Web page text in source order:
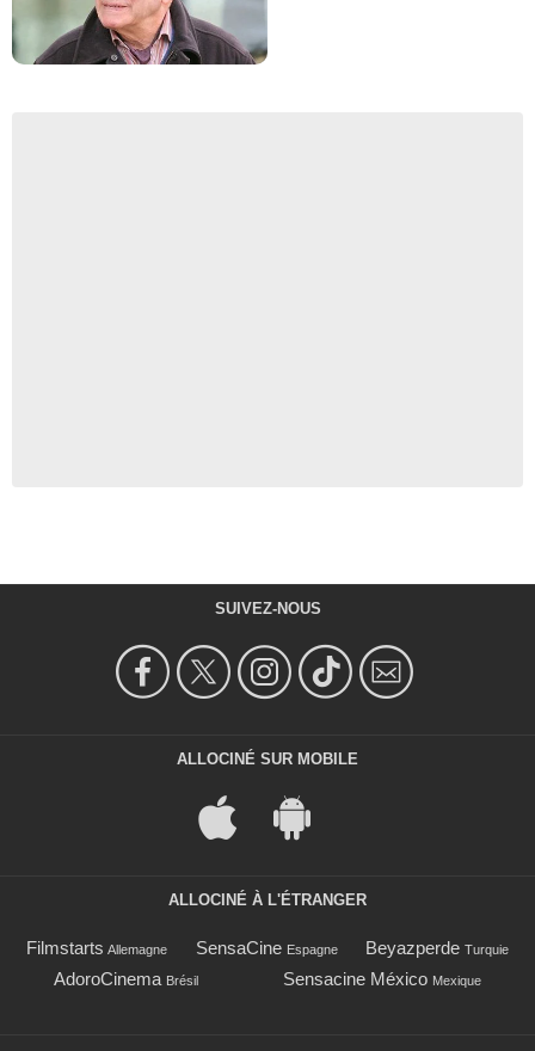
SUIVEZ-NOUS
ALLOCINÉ SUR MOBILE
ALLOCINÉ À L'ÉTRANGER
Filmstarts Allemagne SensaCine Espagne Beyazperde Turquie
AdoroCinema Brésil Sensacine México Mexique